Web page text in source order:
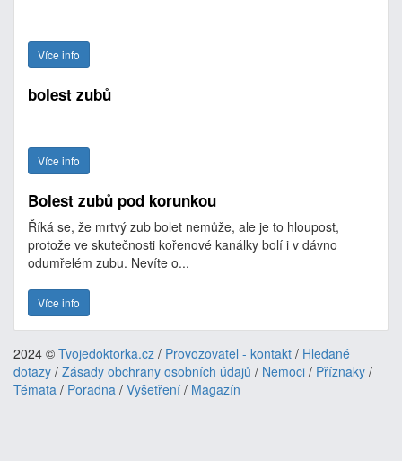
Více info
bolest zubů
Více info
Bolest zubů pod korunkou
Říká se, že mrtvý zub bolet nemůže, ale je to hloupost,
protože ve skutečnosti kořenové kanálky bolí i v dávno
odumřelém zubu. Nevíte o...
Více info
2024 © Tvojedoktorka.cz / Provozovatel - kontakt / Hledané
dotazy / Zásady obchrany osobních údajů / Nemoci / Příznaky /
Témata / Poradna / Vyšetření / Magazín